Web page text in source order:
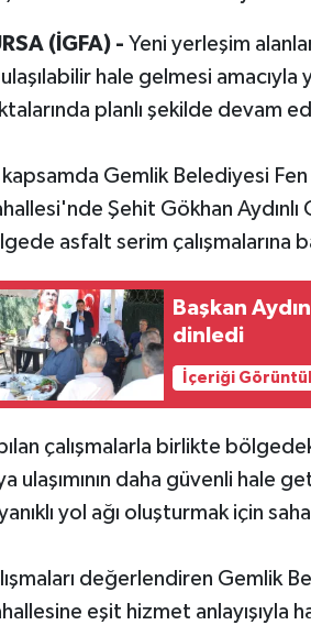
(İGFA) - Yeni yerleşim
hale gelmesi amacıyla
planlı şekilde devam
kapsamda Gemlik Belediyesi
Şehit Gökhan Aydınlı
asfalt serim çalışmalarına
Başkan
dinledi
İçeriği
çalışmalarla birlikte
ulaşımının daha güvenli hale
yol ağı oluşturmak için
değerlendiren Gemlik
eşit hizmet